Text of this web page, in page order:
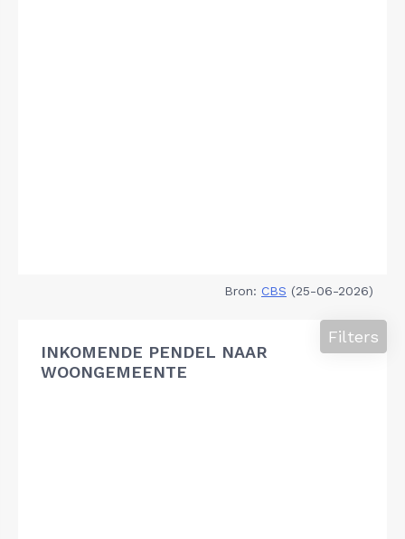
Bron: CBS (25-06-2026)
INKOMENDE PENDEL NAAR
WOONGEMEENTE
Filters